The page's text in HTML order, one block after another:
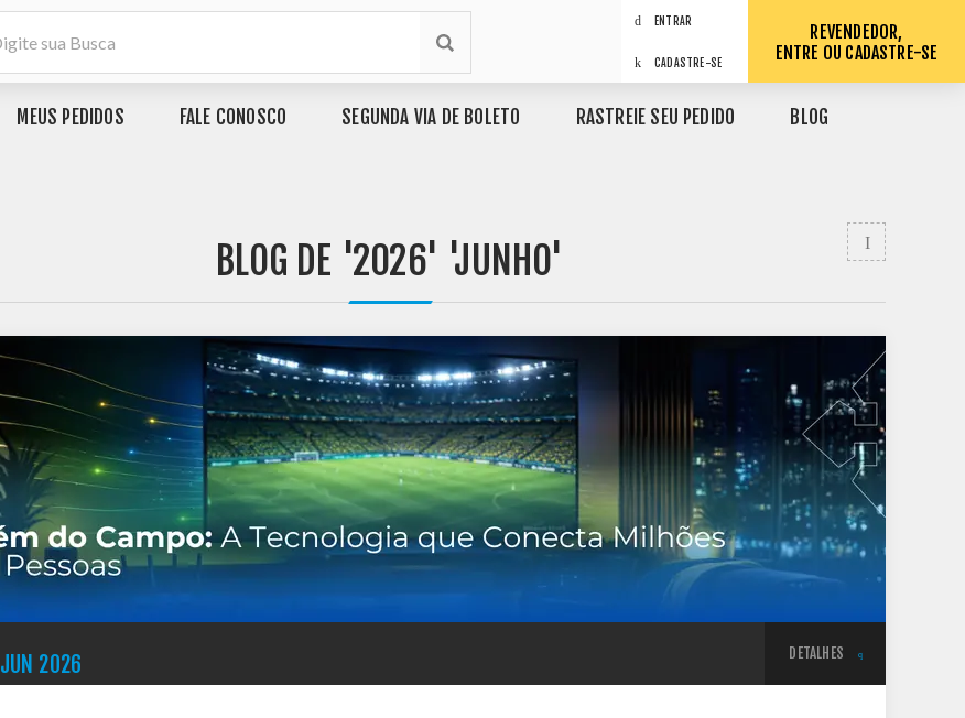
ENTRAR
CADASTRE-SE
REVENDEDOR,
ENTRE OU CADASTRE-SE
MEUS PEDIDOS FALE CONOSCO SEGUNDA VIA DE BOLETO RASTREIE SEU PEDIDO BLOG
BLOG DE '2026' 'JUNHO'
JUN 2026 DETALHES